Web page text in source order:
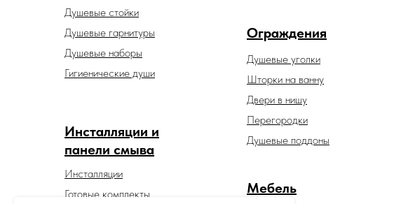
Душевые гарнитуры
Гигиенические души
Душевые наборы
Мебель
Ограждения
Душевые уголки
Шторки на ванну
Двери в нишу
Перегородки
Душевые стойки
Душевые поддоны
Инсталляции и
панели смыва
Инсталляции
Готовые комплекты